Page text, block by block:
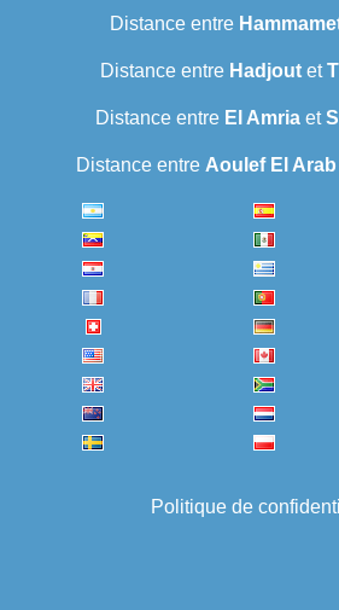
Distance entre
Distance entre Hadjoutet
Distance entre El Amriaet
Distance entre Aoulef El Arab
Politique de